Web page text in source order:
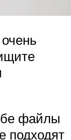
файлы
подходят